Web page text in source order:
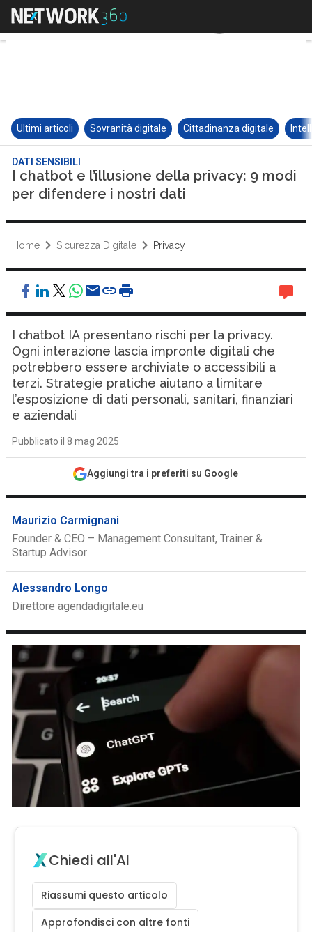
Ultimi articoli Sovranità digitale Cittadinanza digitale
DATI SENSIBILI
I chatbot e l’illusione della privacy: 9 modi
per difendere i nostri dati
Home Sicurezza Digitale Privacy
I chatbot IA presentano rischi per la privacy.
Ogni interazione lascia impronte digitali che
potrebbero essere archiviate o accessibili a
terzi. Strategie pratiche aiutano a limitare
l’esposizione di dati personali, sanitari, finanziari
e aziendali
Pubblicato il 8 mag 2025
Aggiungi tra i preferiti su Google
Maurizio Carmignani
Founder & CEO – Management Consultant, Trainer &
Startup Advisor
Alessandro Longo
Direttore agendadigitale.eu
Chiedi all'AI
Riassumi questo articolo
Approfondisci con altre fonti